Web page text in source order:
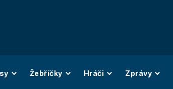
Žebříčky Hráči Zprávy